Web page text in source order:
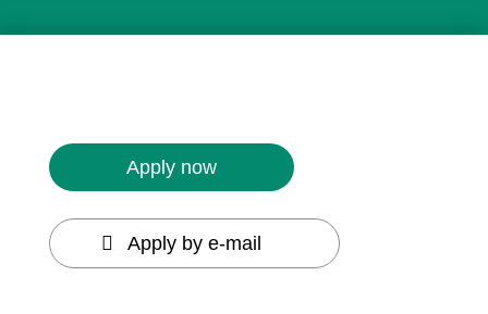
Apply now
Apply by e-mail